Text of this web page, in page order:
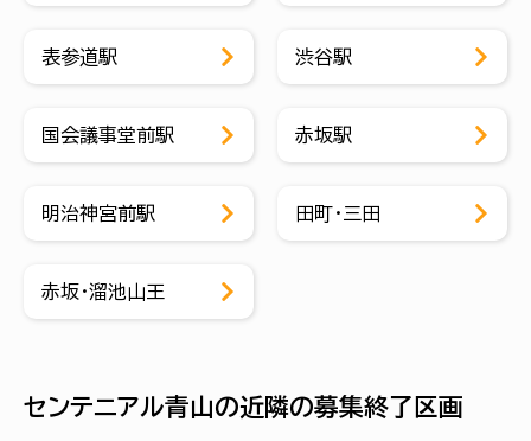
表参道駅 渋谷駅
国会議事堂前駅 赤坂駅
明治神宮前駅 田町・三田
赤坂・溜池山王
センテニアル青山の近隣の募集終了区画